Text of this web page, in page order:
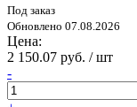
Под заказ
Обновлено 07.08.2026
Цена:
2 150.07 руб. / шт
-